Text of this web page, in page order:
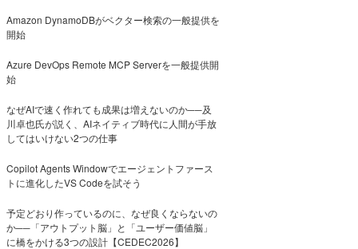
Amazon DynamoDBがベクター検索の一般提供を
開始
Azure DevOps Remote MCP Serverを一般提供開
始
なぜAIで速く作れても成果は増えないのか──及
川卓也氏が説く、AIネイティブ時代に人間が手放
してはいけない2つの仕事
Copilot Agents Windowでエージェントファース
トに進化したVS Codeを試そう
予定どおり作っているのに、なぜ良くならないの
か──「アウトプット脳」と「ユーザー価値脳」
に橋をかける3つの設計【CEDEC2026】